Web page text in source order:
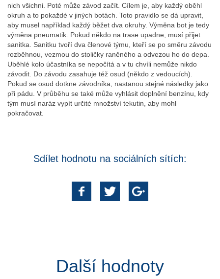
nich všichni. Poté může závod začít. Cílem je, aby každý oběhl
okruh a to pokaždé v jiných botách. Toto pravidlo se dá upravit,
aby musel například každý běžet dva okruhy. Výměna bot je tedy
výměna pneumatik. Pokud někdo na trase upadne, musí přijet
sanitka. Sanitku tvoří dva členové týmu, kteří se po směru závodu
rozběhnou, vezmou do stoličky raněného a odvezou ho do depa.
Uběhlé kolo účastníka se nepočítá a v tu chvíli nemůže nikdo
závodit. Do závodu zasahuje též osud (někdo z vedoucích).
Pokud se osud dotkne závodníka, nastanou stejné následky jako
při pádu. V průběhu se také může vyhlásit doplnění benzínu, kdy
tým musí naráz vypít určité množství tekutin, aby mohl
pokračovat.
Sdílet hodnotu na sociálních sítích:
Další hodnoty